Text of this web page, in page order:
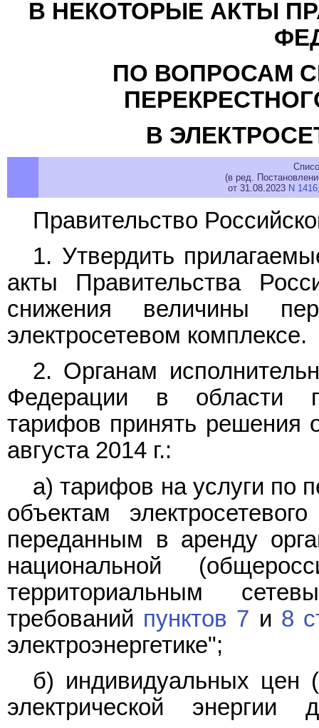
В НЕКОТОРЫЕ АКТЫ
ПО ВОПРОСАМ
В
(в ред.
от 31.08.2023 N 1416
Правительство
1. Утвердить
акты Правительства
снижения величины
электросетевом комплексе.
2. Органам
Федерации в области
тарифов принять решения
августа 2014 г.:
а) тарифов на услуги по
объектам
переданным в аренду
национальной
территориальным
требований пунктов 7 и 8
электроэнергетике";
б) индивидуальных цен
электрической